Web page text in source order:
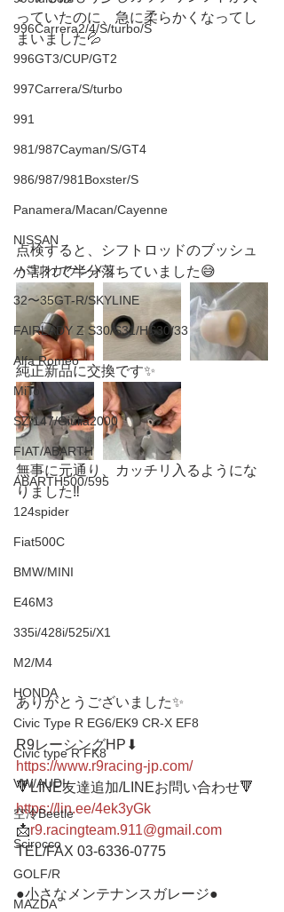
996Carrera2/4/S/turbo/S
996GT3/CUP/GT2
997Carrera/S/turbo
991
981/987Cayman/S/GT4
986/987/981Boxster/S
Panamera/Macan/Cayenne
NISSAN
ハコスカ/ケンメリ
32〜35GT-R/SKYLINE
FAIRLADY Z S30/S31/HS30/33
Alfa Romeo
MiTo
SZ/147/Giulia2000
FIAT/ABARTH
ABARTH500/595
124spider
Fiat500C
BMW/MINI
E46M3
335i/428i/525i/X1
M2/M4
HONDA
Civic Type R EG6/EK9 CR-X EF8
Civic type R FK8
VW/AUDI
空冷Beetle
Scirocco
GOLF/R
MAZDA
っていたのに、急に柔らかくなってし
まいました💦
点検すると、シフトロッドのブッシュ
が割れて半分落ちていました😅
純正新品に交換です✨
無事に元通り、カッチリ入るようにな
りました‼️
ありがとうございました✨
R9レーシングHP⬇︎
https://www.r9racing-jp.com/
🔻LINE友達追加/LINEお問い合わせ🔻
https://lin.ee/4ek3yGk
📩r9.racingteam.911@gmail.com
TEL/FAX 03-6336-0775
●小さなメンテナンスガレージ●